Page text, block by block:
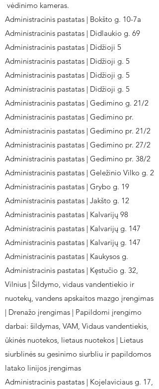
vėdinimo kameras.
Administracinis pastatas | Bokšto g. 10-7a
Administracinis pastatas | Didlaukio g. 69
Administracinis pastatas | Didžioji 5
Administracinis pastatas | Didžioji g. 5
Administracinis pastatas | Didžioji g. 5
Administracinis pastatas | Didžioji g. 5
Administracinis pastatas | Gedimino g. 21/2
Administracinis pastatas | Gedimino pr.
Administracinis pastatas | Gedimino pr. 21/2
Administracinis pastatas | Gedimino pr. 27/2
Administracinis pastatas | Gedimino pr. 38/2
Administracinis pastatas | Geležinio Vilko g. 2
Administracinis pastatas | Grybo g. 19
Administracinis pastatas | Jakšto g. 12
Administracinis pastatas | Kalvarijų 98
Administracinis pastatas | Kalvarijų g. 147
Administracinis pastatas | Kalvarijų g. 147
Administracinis pastatas | Kaukysos g.
Administracinis pastatas | Kęstučio g. 32,
Vilnius | Šildymo, vidaus vandentiekio ir
nuotekų, vandens apskaitos mazgo įrengimas
| Drenažo įrengimas | Papildomi įrengimo
darbai: šildymas, VAM, Vidaus vandentiekis,
ūkinės nuotekos, lietaus nuotekos | Lietaus
siurblinės su gesinimo siurbliu ir papildomos
latako linijos įrengimas
Administracinis pastatas | Kojelaviciaus g. 17,